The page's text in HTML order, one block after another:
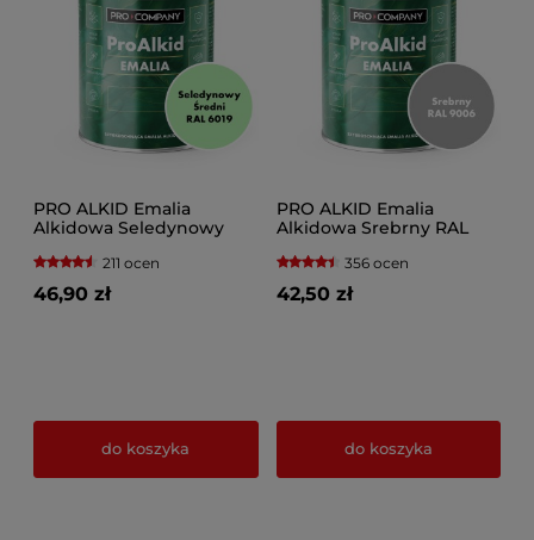
PRO ALKID Emalia
Alkidowa Seledynowy
211 ocen
46,90 zł
do koszyka
PRO ALKID Emalia
Alkidowa Srebrny RAL
356 ocen
42,50 zł
do koszyka